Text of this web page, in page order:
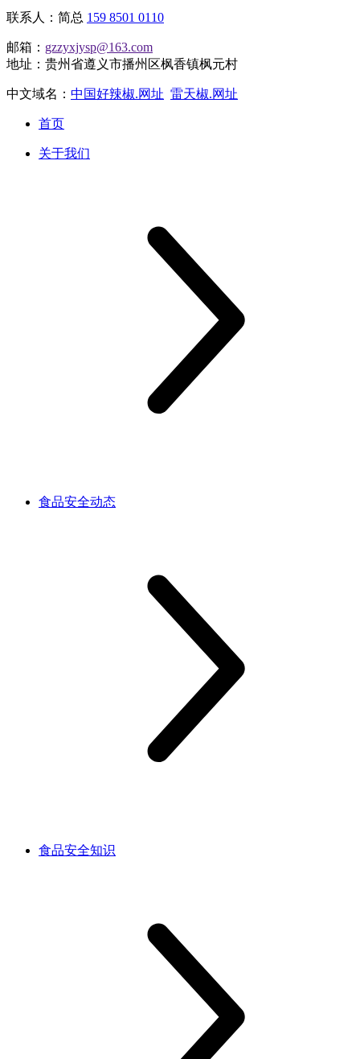
联系人：简总 159 8501 0110
邮箱： gzzyxjysp@163.com
地址：贵州省遵义市播州区枫香镇枫元村
中文域名： 中国好辣椒.网址 雷天椒.网址
首页
关于我们
食品安全动态
食品安全知识